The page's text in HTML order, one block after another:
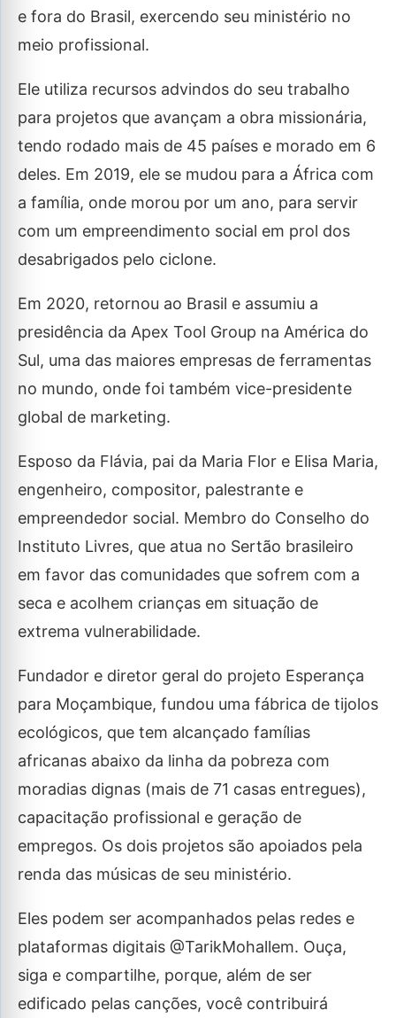
e fora do Brasil, exercendo seu ministério no
meio profissional.
Ele utiliza recursos advindos do seu trabalho
para projetos que avançam a obra missionária,
tendo rodado mais de 45 países e morado em 6
deles. Em 2019, ele se mudou para a África com
a família, onde morou por um ano, para servir
com um empreendimento social em prol dos
desabrigados pelo ciclone.
Em 2020, retornou ao Brasil e assumiu a
presidência da Apex Tool Group na América do
Sul, uma das maiores empresas de ferramentas
no mundo, onde foi também vice-presidente
global de marketing.
Esposo da Flávia, pai da Maria Flor e Elisa Maria,
engenheiro, compositor, palestrante e
empreendedor social. Membro do Conselho do
Instituto Livres, que atua no Sertão brasileiro
em favor das comunidades que sofrem com a
seca e acolhem crianças em situação de
extrema vulnerabilidade.
Fundador e diretor geral do projeto Esperança
para Moçambique, fundou uma fábrica de tijolos
ecológicos, que tem alcançado famílias
africanas abaixo da linha da pobreza com
moradias dignas (mais de 71 casas entregues),
capacitação profissional e geração de
empregos. Os dois projetos são apoiados pela
renda das músicas de seu ministério.
Eles podem ser acompanhados pelas redes e
plataformas digitais @TarikMohallem. Ouça,
siga e compartilhe, porque, além de ser
edificado pelas canções, você contribuirá